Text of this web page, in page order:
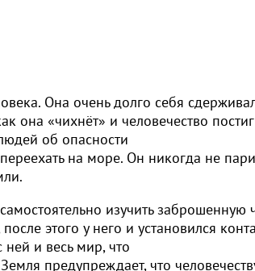
Она очень долго себя
она «чихнёт» и человечество
об опасности
на море. Он никогда не
изучить заброшенную
этого у него и установился
ней и весь мир, что
предупреждает, что